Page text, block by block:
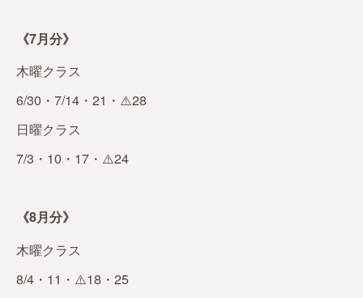
《7月分》
木曜クラス
6/30・7/14・21・⚠️28
日曜クラス
7/3・10・17・⚠️24
《8月分》
木曜クラス
8/4・11・⚠️18・25